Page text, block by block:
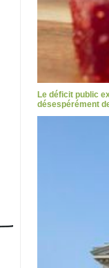
Le déficit public
désespérément